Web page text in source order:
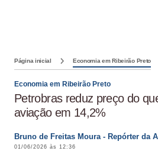
Página inicial Economia em Ribeirão Preto
Economia em Ribeirão Preto
Petrobras reduz preço do
aviação em 14,2%
Bruno de Freitas Moura - Repórter da
01/06/2026 às 12:36